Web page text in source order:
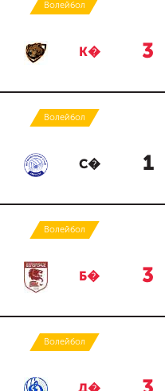
Волейбол
К� 3
Волейбол
С� 1
Волейбол
Б� 3
Волейбол